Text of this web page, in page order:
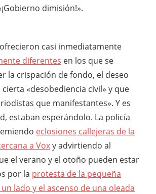
dimisión!».
ofrecieron casi inmediatamente
diferentes en los que se
la crispación de fondo, el deseo
«desobediencia civil» y que
que manifestantes». Y es
estaban esperándolo. La policía
eclosiones callejeras de la
a Voxy advirtiendo al
el verano y el otoño pueden estar
por la protesta de la pequeña
lado y el ascenso de una oleada